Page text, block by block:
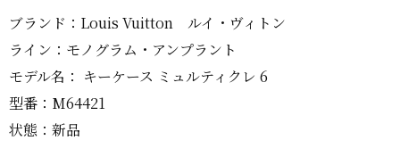
ブランド：Louis Vuitton ルイ・ヴィトン
ライン：モノグラム・アンプラント
モデル名： キーケース ミュルティクレ 6
型番：M64421
状態：新品